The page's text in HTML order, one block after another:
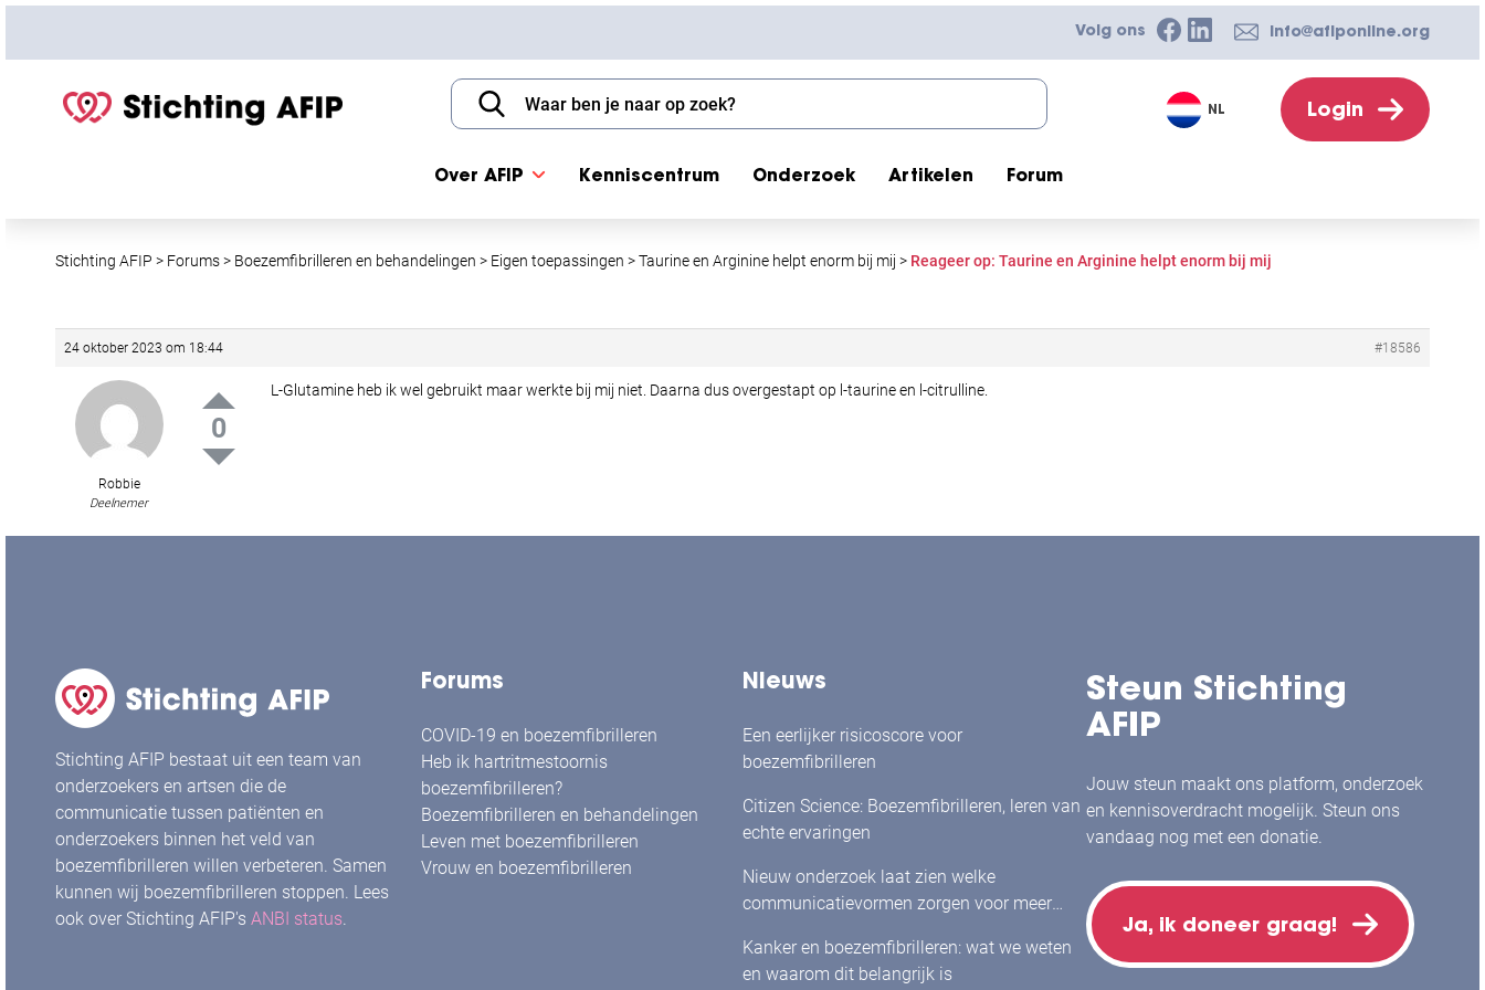
S
Volg ons info@afiponline.org
Over AFIP Kenniscentrum Onderzoek Artikelen Forum
Login
NL
Stichting AFIP > Forums> Boezemfibrilleren en behandelingen > Eigen toepassingen >Taurine en Arginine helpt enorm bij mij > Reageer op: Taurine en Arginine helpt enorm bij mij
24 oktober 2023 om 18:44 #18586
Robbie
Deelnemer
0
L-Glutamine heb ik wel gebruikt maar werkte bij mij niet. Daarna dus overgestapt op l-taurine en l-citrulline.
Stichting AFIP bestaat uit een team van
onderzoekers en artsen die de
communicatie tussen patiënten en
onderzoekers binnen het veld van
boezemfibrilleren willen verbeteren. Samen
kunnen wij boezemfibrilleren stoppen. Lees
ook over Stichting AFIP's ANBI status.
Forums
COVID-19 en boezemfibrilleren
Heb ik hartritmestoornis
boezemfibrilleren?
Boezemfibrilleren en behandelingen
Leven met boezemfibrilleren
Vrouw en boezemfibrilleren
Nieuws
Een eerlijker risicoscore voor
boezemfibrilleren
Citizen Science: Boezemfibrilleren, leren van
echte ervaringen
Nieuw onderzoek laat zien welke
communicatievormen zorgen voor meer
met boezemfibrilleren
Kanker en boezemfibrilleren: wat we weten
en waarom dit belangrijk is
Steun Stichting
AFIP
Jouw steun maakt ons platform, onderzoek
en kennisoverdracht mogelijk. Steun ons
vandaag nog met een donatie.
Ja, ik doneer graag!